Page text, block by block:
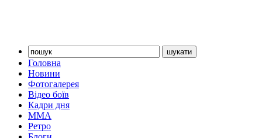
Головна
Новини
Фотогалерея
Відео боїв
Кадри дня
ММА
Ретро